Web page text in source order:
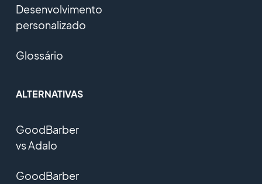
Desenvolvimento
personalizado
Glossário
ALTERNATIVAS
GoodBarber
vs Adalo
GoodBarber